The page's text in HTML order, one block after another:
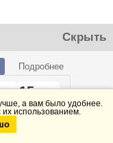
Скрыть
Подробнее
15
а вам было удобнее.
использованием.